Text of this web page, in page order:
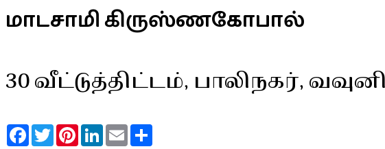
மாடசாமி கிருஸ்ணகோபால்
30 வீட்டுத்திட்டம், பாலிநகர்,
FacebookTwitterPinterestLinkedInEmail